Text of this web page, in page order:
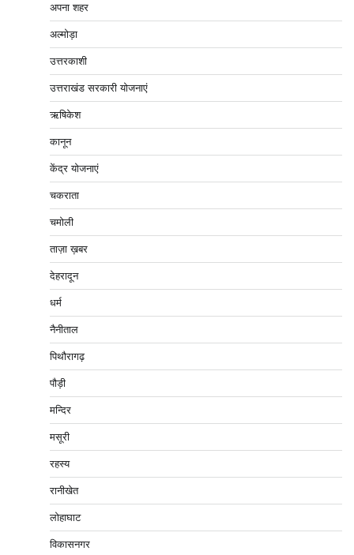
अपना शहर
अल्मोड़ा
उत्तरकाशी
उत्तराखंड सरकारी योजनाएं
ऋषिकेश
कानून
केंद्र योजनाएं
चकराता
चमोली
ताज़ा ख़बर
देहरादून
धर्म
नैनीताल
पिथौरागढ़
पौड़ी
मन्दिर
मसूरी
रहस्य
रानीखेत
लोहाघाट
विकासनगर